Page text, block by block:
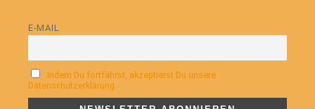
E-MAIL
Indem Du fortfährst, akzeptierst Du unsere
Datenschutzerklärung.